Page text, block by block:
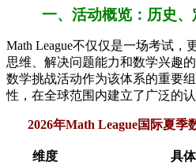
一、活动概览：历史
Math League不仅仅是一场考试，
思维、解决问题能力和数学兴趣
数学挑战活动作为该体系的重要
性，在全球范围内建立了广泛的认
2026年Math League国际夏季
维度 具